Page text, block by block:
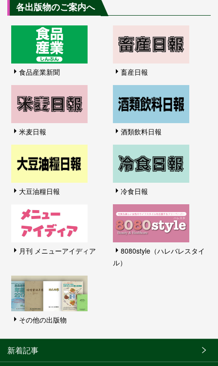
各出版物のご案内へ
食品産業新聞 畜産日報
米麦日報 酒類飲料日報
大豆油糧日報 冷食日報
月刊 メニューアイディア
8080style（ハレバレスタイ
ル）
その他の出版物
新着記事